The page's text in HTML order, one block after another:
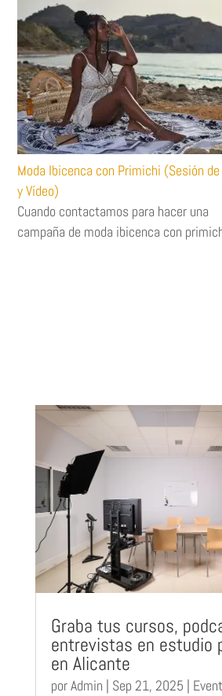
Moda Ibicenca con Primichi (Sesión
y Vídeo)
Cuando contactamos para hacer una
campaña de moda ibicenca con
Graba tus cursos,
entrevistas en estudio
en Alicante
porAdmin | Sep 21, 2025 |